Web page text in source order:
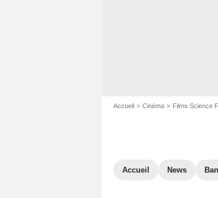
Accueil Cinéma Films Science
Accueil News